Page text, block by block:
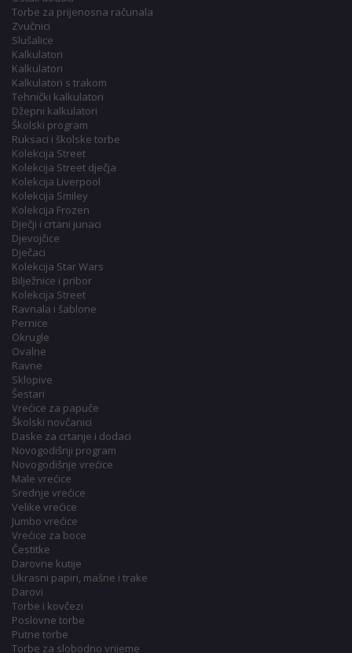
Torbe za prijenosna računala
Zvučnici
Slušalice
Kalkulatori
Kalkulatori
Kalkulatori s trakom
Tehnički kalkulatori
Džepni kalkulatori
Školski program
Ruksaci i školske torbe
Kolekcija Street
Kolekcija Street dječja
Kolekcija Liverpool
Kolekcija Smiley
Kolekcija Frozen
Dječji i crtani junaci
Djevojčice
Dječaci
Kolekcija Star Wars
Bilježnice i pribor
Kolekcija Street
Ravnala i šablone
Pernice
Okrugle
Ovalne
Ravne
Sklopive
Šestari
Vrećice za papuče
Školski novčanici
Daske za crtanje i dodaci
Novogodišnji program
Novogodišnje vrećice
Male vrećice
Srednje vrećice
Velike vrećice
Jumbo vrećice
Vrećice za boce
Čestitke
Darovne kutije
Ukrasni papiri, mašne i trake
Darovi
Torbe i kovčezi
Poslovne torbe
Putne torbe
Torbe za slobodno vrijeme